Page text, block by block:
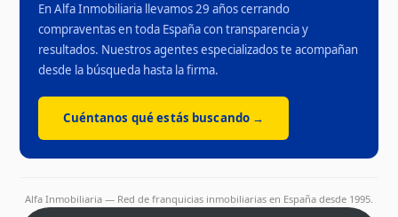
En Alfa Inmobiliaria llevamos 29 años cerrando
compraventas en toda España con transparencia y
resultados. Nuestros agentes especializados te acompañan
desde la búsqueda hasta la firma.
Cuéntanos qué estás buscando →
Alfa Inmobiliaria — Red de franquicias inmobiliarias en España desde 1995.